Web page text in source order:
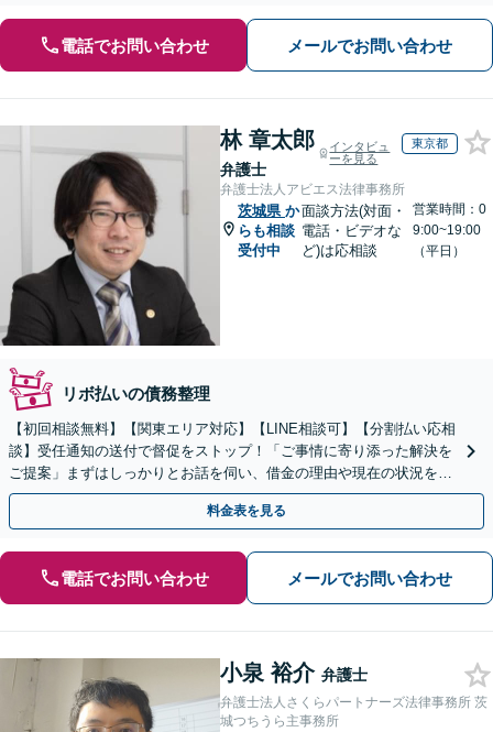
電話でお問い合わせ メールでお問い合わせ
林 章太郎
弁護士
インタビュ
ーを見る
東京都
弁護士法人アビエス法律事務所
茨城県 か
らも相談
受付中
面談方法(対面・
電話・ビデオな
ど)は応相談
営業時間：0
9:00~19:00
（平日）
リボ払いの債務整理
【初回相談無料】【関東エリア対応】【LINE相談可】【分割払い応相
談】受任通知の送付で督促をストップ！「ご事情に寄り添った解決を
ご提案」まずはしっかりとお話を伺い、借金の理由や現在の状況を丁
寧にお聞きするので、ぜひお気軽にご相談ください。
料金表を見る
電話でお問い合わせ メールでお問い合わせ
小泉 裕介 弁護士
弁護士法人さくらパートナーズ法律事務所 茨
城つちうら主事務所